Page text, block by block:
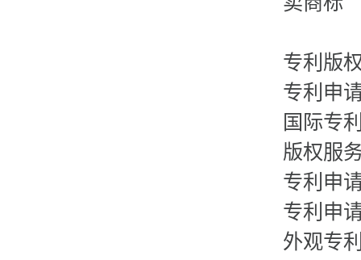
专利版
专利申
国际专
版权服
专利申
专利申
外观专